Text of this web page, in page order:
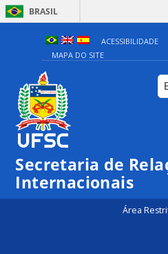
BRASIL
ACESSIBILIDADE
MAPA DO SITE
Secretaria de
Internacionais
Área